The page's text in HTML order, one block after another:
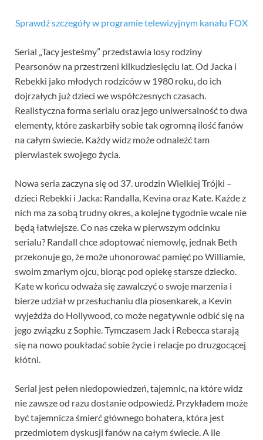
Sprawdź szczegóły w programie telewizyjnym kanału FOX
Serial „Tacy jesteśmy” przedstawia losy rodziny
Pearsonów na przestrzeni kilkudziesięciu lat. Od Jacka i
Rebekki jako młodych rodziców w 1980 roku, do ich
dojrzałych już dzieci we współczesnych czasach.
Realistyczna forma serialu oraz jego uniwersalność to dwa
elementy, które zaskarbiły sobie tak ogromną ilość fanów
na całym świecie. Każdy widz może odnaleźć tam
pierwiastek swojego życia.
Nowa seria zaczyna się od 37. urodzin Wielkiej Trójki –
dzieci Rebekki i Jacka: Randalla, Kevina oraz Kate. Każde z
nich ma za sobą trudny okres, a kolejne tygodnie wcale nie
będą łatwiejsze. Co nas czeka w pierwszym odcinku
serialu? Randall chce adoptować niemowlę, jednak Beth
przekonuje go, że może uhonorować pamięć po Williamie,
swoim zmarłym ojcu, biorąc pod opiekę starsze dziecko.
Kate w końcu odważa się zawalczyć o swoje marzenia i
bierze udział w przesłuchaniu dla piosenkarek, a Kevin
wyjeżdża do Hollywood, co może negatywnie odbić się na
jego związku z Sophie. Tymczasem Jack i Rebecca starają
się na nowo poukładać sobie życie i relacje po druzgocącej
kłótni.
Serial jest pełen niedopowiedzeń, tajemnic, na które widz
nie zawsze od razu dostanie odpowiedź. Przykładem może
być tajemnicza śmierć głównego bohatera, która jest
przedmiotem dyskusji fanów na całym świecie. A ile